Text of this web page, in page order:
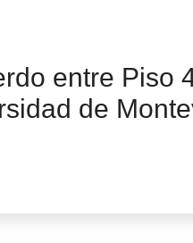
entre Piso
de